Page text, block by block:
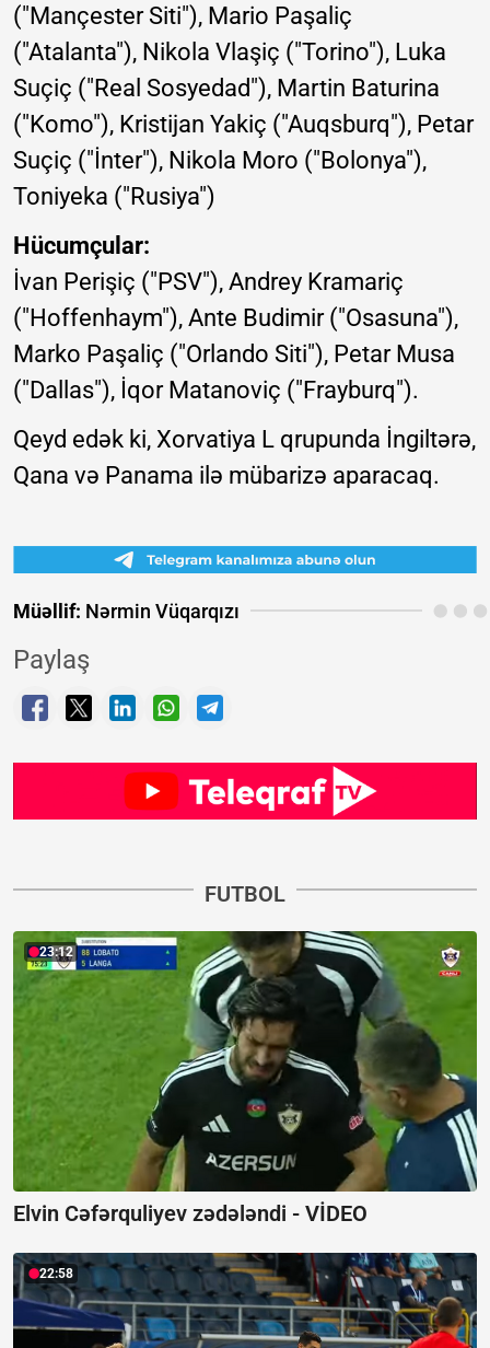
("Mançester Siti"), Mario Paşaliç
("Atalanta"), Nikola Vlaşiç ("Torino"), Luka
Suçiç ("Real Sosyedad"), Martin Baturina
("Komo"), Kristijan Yakiç ("Auqsburq"), Petar
Suçiç ("İnter"), Nikola Moro ("Bolonya"),
Toniyeka ("Rusiya")
Hücumçular:
İvan Perişiç ("PSV"), Andrey Kramariç
("Hoffenhaym"), Ante Budimir ("Osasuna"),
Marko Paşaliç ("Orlando Siti"), Petar Musa
("Dallas"), İqor Matanoviç ("Frayburq").
Qeyd edək ki, Xorvatiya L qrupunda İngiltərə,
Qana və Panama ilə mübarizə aparacaq.
Müəllif: Nərmin Vüqarqızı
Paylaş
FUTBOL
23:12
Elvin Cəfərquliyev zədələndi - VİDEO
22:58